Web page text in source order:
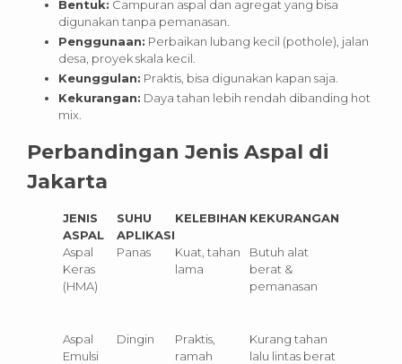
Bentuk: Campuran aspal dan agregat yang bisa
digunakan tanpa pemanasan.
Penggunaan: Perbaikan lubang kecil (pothole), jalan
desa, proyek skala kecil.
Keunggulan: Praktis, bisa digunakan kapan saja.
Kekurangan: Daya tahan lebih rendah dibanding hot
mix.
Perbandingan Jenis Aspal di
Jakarta
JENIS
ASPAL
SUHU
APLIKASI
KELEBIHAN KEKURANGAN
Aspal
Keras
(HMA)
Panas
Kuat, tahan
lama
Butuh alat
berat &
pemanasan
Aspal
Emulsi
Dingin
Praktis,
ramah
Kurang tahan
lalu lintas berat